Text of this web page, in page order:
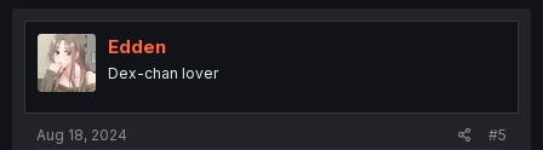
t
i
o
n
Edden
Dex-chan lover
Aug 18, 2024 #5